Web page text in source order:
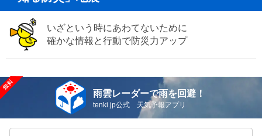
いざという時にあわてないために
確かな情報と行動で防災力アップ
雨雲レーダーで雨を回避！
tenki.jp公式 天気予報アプリ